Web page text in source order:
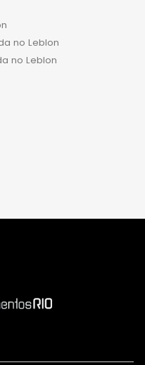
no Leblon
no Leblon